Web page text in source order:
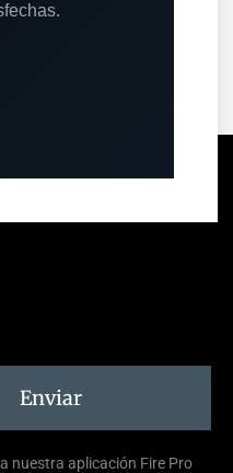
Enviar
nuestra aplicación Fire Pro